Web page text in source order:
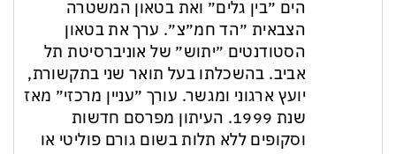
הים ״בין גלים״ ואת בטאון המשטרה
הצבאית ״הד חמ״צ״. ערך את בטאון
הסטודנטים ״יתוש״ של אוניברסיטת תל
אביב. בהשכלתו בעל תואר שני בתקשורת,
יועץ ארגוני ומגשר. עורך ״עניין מרכזי״ מאז
שנת 1999. העיתון מפרסם חדשות
וסקופים ללא תלות בשום גורם פוליטי או